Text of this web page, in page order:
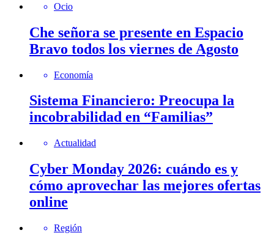
Ocio
Che señora se presente en Espacio
Bravo todos los viernes de Agosto
Economía
Sistema Financiero: Preocupa la
incobrabilidad en “Familias”
Actualidad
Cyber Monday 2026: cuándo es y
cómo aprovechar las mejores ofertas
online
Región